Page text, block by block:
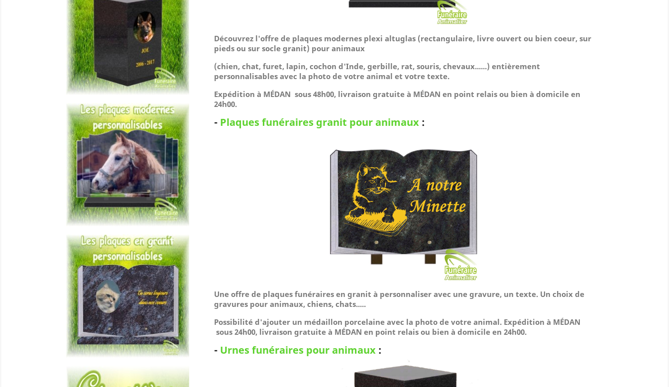
Découvrez l'offre de plaques modernes plexi altuglas (rectangulaire, livre ouvert ou bien coeur, sur
pieds ou sur socle granit) pour animaux
(chien, chat, furet, lapin, cochon d'Inde, gerbille, rat, souris, chevaux......) entièrement
personnalisables avec la photo de votre animal et votre texte.
Expédition à MÉDAN sous 48h00, livraison gratuite à MÉDAN en point relais ou bien à domicile en
24h00.
- Plaques funéraires granit pour animaux:
Une offre de plaques funéraires en granit à personnaliser avec une gravure, un texte. Un choix de
gravures pour animaux, chiens, chats.....
Possibilité d'ajouter un médaillon porcelaine avec la photo de votre animal. Expédition à MÉDAN
sous 24h00, livraison gratuite à MÉDAN en point relais ou bien à domicile en 24h00.
- Urnes funéraires pour animaux: